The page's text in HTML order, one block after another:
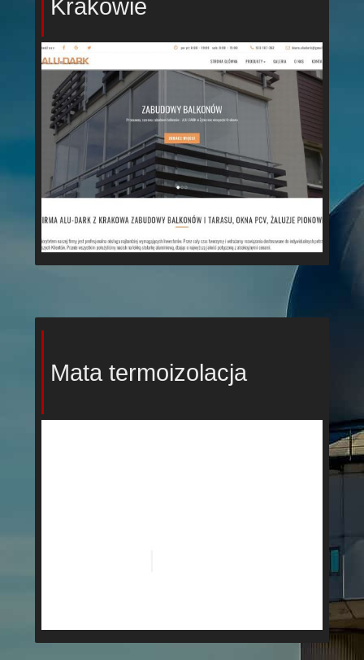
Krakowie
Mata termoizolacja